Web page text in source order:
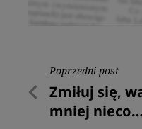
wpisu
Poprzedni post
Poprzedni
post
Zmiłuj się,
mniej nieco…